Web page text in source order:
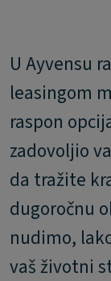
U Ayvensu
leasingom
raspon
zadovoljio
da tražite
dugoročnu
nudimo,
vaš životni